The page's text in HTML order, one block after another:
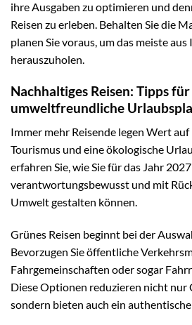
ihre Ausgaben zu optimieren und
Reisen zu erleben. Behalten Sie die
planen Sie voraus, um das meiste
herauszuholen.
Nachhaltiges Reisen: Tipps für
umweltfreundliche
Immer mehr Reisende legen Wert
Tourismus und eine ökologische
erfahren Sie, wie Sie für das Jahr
verantwortungsbewusst und mit
Umwelt gestalten können.
Grünes Reisen beginnt bei der
Bevorzugen Sie öffentliche
Fahrgemeinschaften oder sogar
Diese Optionen reduzieren nicht nur
sondern bieten auch ein